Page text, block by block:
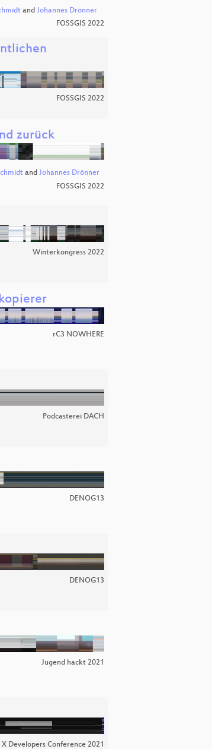
and Johannes Drönner
FOSSGIS 2022
FOSSGIS 2022
zurück
and Johannes Drönner
FOSSGIS 2022
Winterkongress 2022
rC3 NOWHERE
Podcasterei DACH
DENOG13
DENOG13
Jugend hackt 2021
X Developers Conference 2021